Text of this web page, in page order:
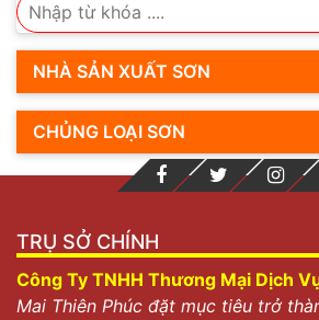
NHÀ SẢN XUẤT SƠN
CHỦNG LOẠI SƠN
TRỤ SỞ CHÍNH
Công Ty TNHH Thương Mại Dịch
Mai Thiên Phúc đặt mục tiêu trở